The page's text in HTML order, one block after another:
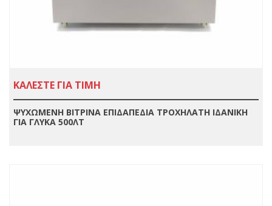
ΚΑΛΕΣΤΕ ΓΙΑ ΤΙΜΗ
ΨΥΧΩΜΕΝΗ ΒΙΤΡΙΝΑ ΕΠΙΔΑΠΕΔΙΑ ΤΡΟΧΗΛΑΤΗ ΙΔΑΝΙΚΗ
ΓΙΑ ΓΛΥΚΑ 500ΛΤ